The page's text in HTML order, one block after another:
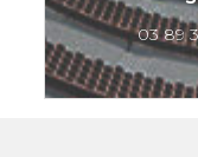
03 89